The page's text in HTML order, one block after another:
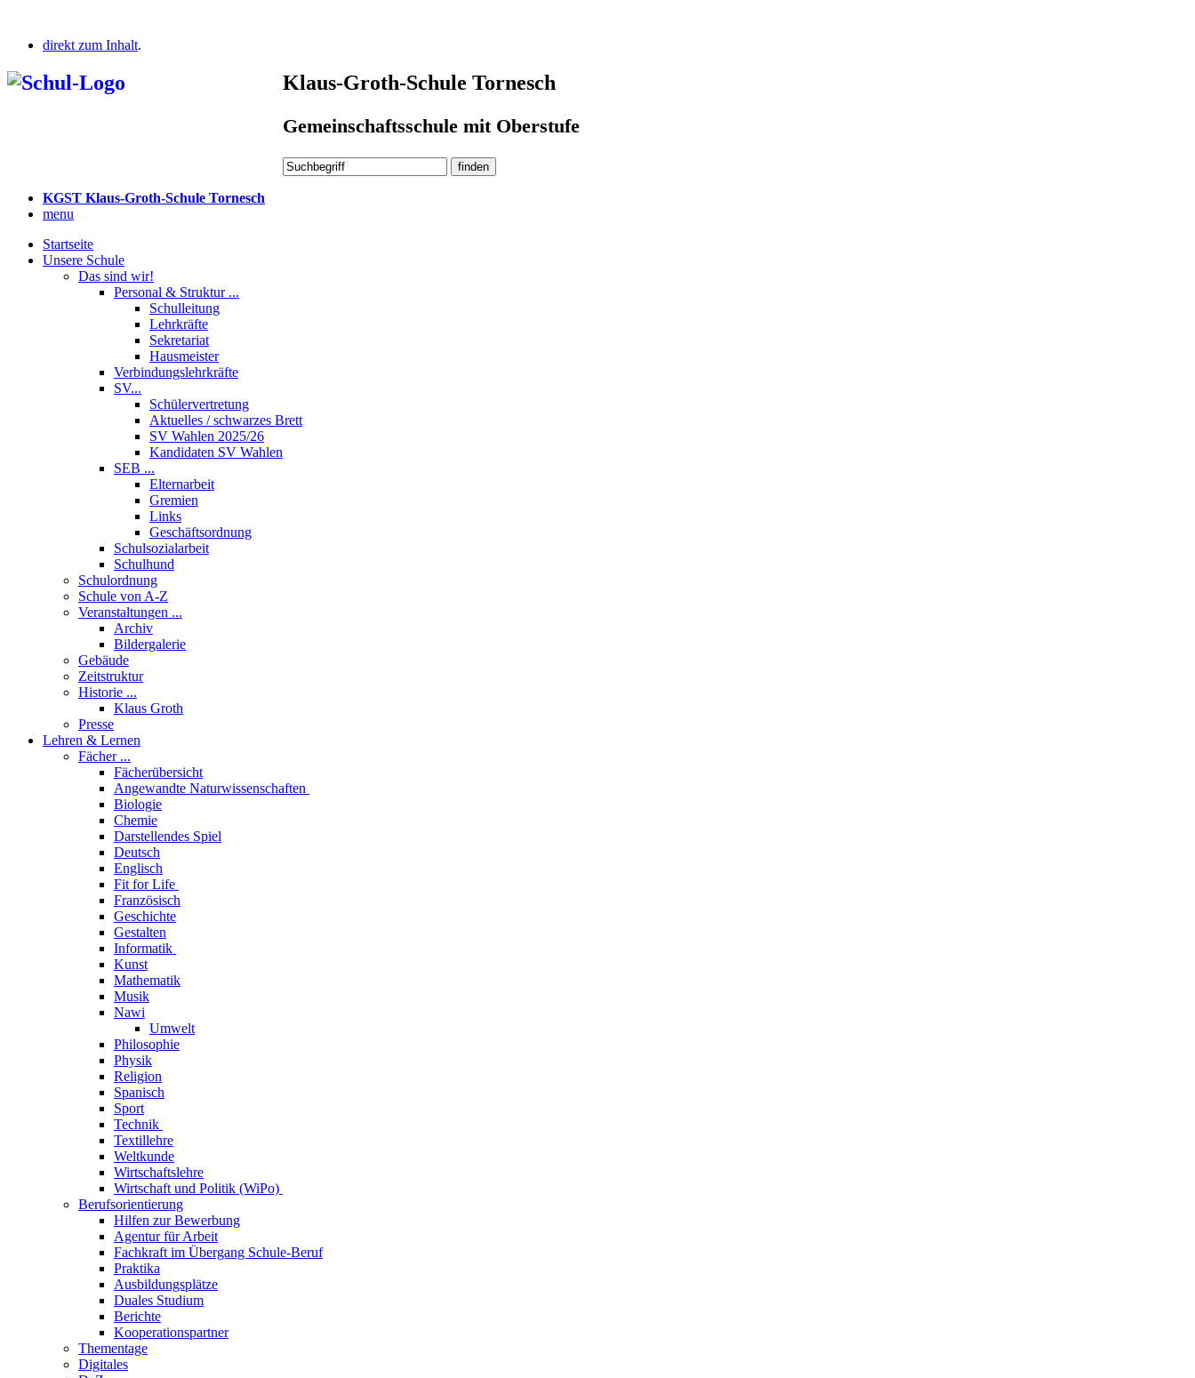
direkt zum Inhalt.
Klaus-Groth-Schule Tornesch
Gemeinschaftsschule mit Oberstufe
KGST Klaus-Groth-Schule Tornesch
menu
Startseite
Unsere Schule
Das sind wir!
Personal & Struktur ...
Schulleitung
Lehrkräfte
Sekretariat
Hausmeister
Verbindungslehrkräfte
SV...
Schülervertretung
Aktuelles / schwarzes Brett
SV Wahlen 2025/26
Kandidaten SV Wahlen
SEB ...
Elternarbeit
Gremien
Links
Geschäftsordnung
Schulsozialarbeit
Schulhund
Schulordnung
Schule von A-Z
Veranstaltungen ...
Archiv
Bildergalerie
Gebäude
Zeitstruktur
Historie ...
Klaus Groth
Presse
Lehren & Lernen
Fächer ...
Fächerübersicht
Angewandte Naturwissenschaften
Biologie
Chemie
Darstellendes Spiel
Deutsch
Englisch
Fit for Life
Französisch
Geschichte
Gestalten
Informatik
Kunst
Mathematik
Musik
Nawi
Umwelt
Philosophie
Physik
Religion
Spanisch
Sport
Technik
Textillehre
Weltkunde
Wirtschaftslehre
Wirtschaft und Politik (WiPo)
Berufsorientierung
Hilfen zur Bewerbung
Agentur für Arbeit
Fachkraft im Übergang Schule-Beruf
Praktika
Ausbildungsplätze
Duales Studium
Berichte
Kooperationspartner
Thementage
Digitales